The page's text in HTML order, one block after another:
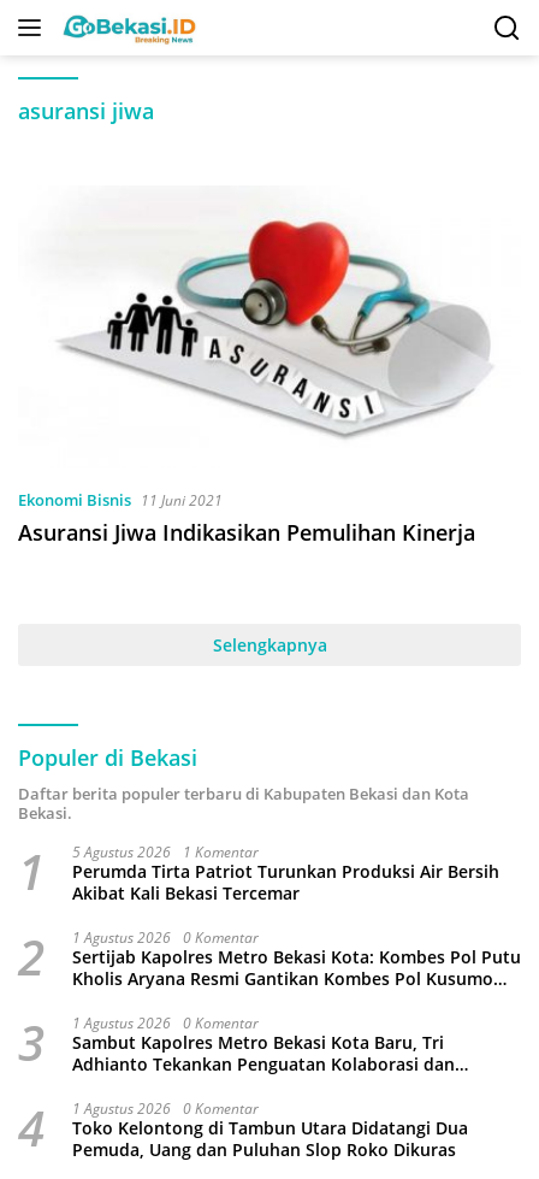
Langsung
asuransi jiwa
Ekonomi Bisnis 11 Juni 2021
Asuransi Jiwa Indikasikan Pemulihan Kinerja
Selengkapnya
Populer di Bekasi
Daftar berita populer terbaru di Kabupaten Bekasi dan Kota
Bekasi.
1 5 Agustus 2026 1 Komentar
Perumda Tirta Patriot Turunkan Produksi Air Bersih
Akibat Kali Bekasi Tercemar
2 1 Agustus 2026 0 Komentar
Sertijab Kapolres Metro Bekasi Kota: Kombes Pol Putu
Kholis Aryana Resmi Gantikan Kombes Pol Kusumo
3 1 Agustus 2026 0 Komentar
Sambut Kapolres Metro Bekasi Kota Baru, Tri
Adhianto Tekankan Penguatan Kolaborasi dan
4 1 Agustus 2026 0 Komentar
Toko Kelontong di Tambun Utara Didatangi Dua
Pemuda, Uang dan Puluhan Slop Roko Dikuras